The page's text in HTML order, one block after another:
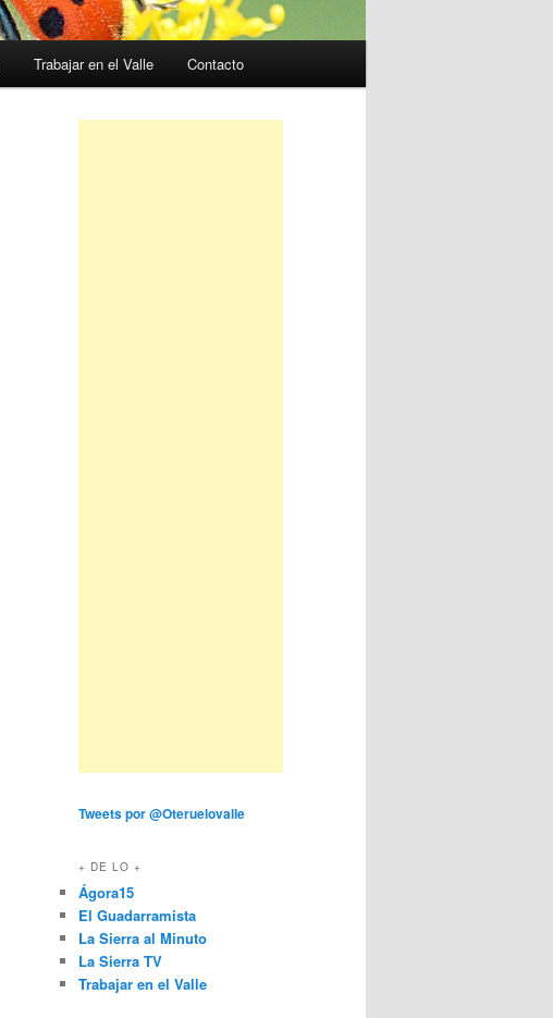
Trabajar en el Valle Contacto
Tweets por @Oteruelovalle
+ DE LO +
Ágora15
El Guadarramista
La Sierra al Minuto
La Sierra TV
Trabajar en el Valle